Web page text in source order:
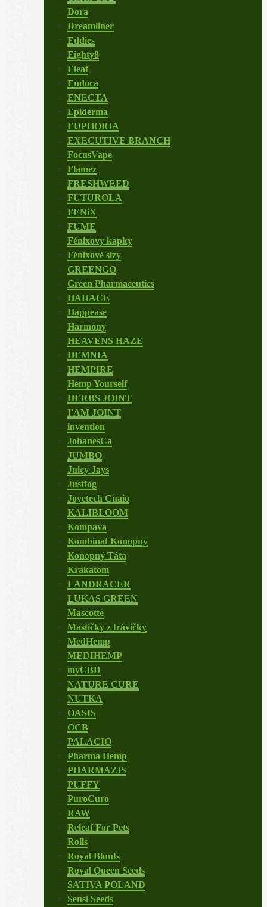
Dora
Dreamliner
Eddies
Eighty8
Eleaf
Endoca
ENECTA
Epiderma
EUPHORIA
EXECUTIVE BRANCH
FocusVape
Flamez
FRESHWEED
FUTUROLA
FENiX
FUME
Fénixovy kapky
Fénixové slzy
GREENGO
Green Pharmaceutics
HAHACE
Happease
Harmony
HEAVENS HAZE
HEMNIA
HEMPIRE
Hemp Yourself
HERBS JOINT
I'AM JOINT
invention
JohanesCa
JUMBO
Juicy Jays
Justfog
Joyetech Cuaio
KALIBLOOM
Kompava
Kombinat Konopny
Konopný Táta
Krakatom
LANDRACER
LUKAS GREEN
Mascotte
Mastičky z trávičky
MedHemp
MEDIHEMP
myCBD
NATURE CURE
NUTKA
OASIS
OCB
PALACIO
Pharma Hemp
PHARMAZIS
PUFFY
PuroCuro
RAW
Releaf For Pets
Rolls
Royal Blunts
Royal Queen Seeds
SATIVA POLAND
Sensi Seeds